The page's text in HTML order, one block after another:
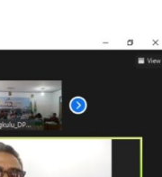
Amanah Besar,
Orang Tua Perkuat